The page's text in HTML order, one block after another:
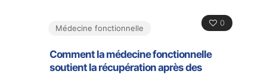
0
Médecine fonctionnelle
Comment la médecine fonctionnelle
soutient la récupération après des